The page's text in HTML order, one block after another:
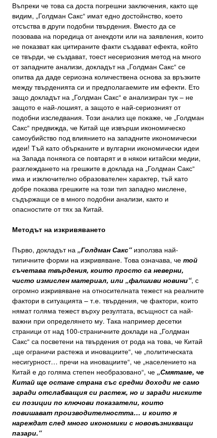
Въпреки че това са доста погрешни заключения, както ще
видим, „Голдман Сакс“ имат едно достойнство, което
отсъства в други подобни твърдения. Вместо да се
позовава на поредица от анекдоти или на заявления, които
не показват как цитираните факти създават ефекта, който
се твърди, че създават, тоест несериозния метод на много
от западните анализи, докладът на „Голдман Сакс“ се
опитва да даде сериозна количествена основа за връзките
между твърденията си и предполагаемите им ефекти. Ето
защо докладът на „Голдман Сакс“ е анализиран тук – не
защото е най-лошият, а защото е най-сериозният от
подобни изследвания. Този анализ ще покаже, че „Голдман
Сакс“ предвижда, че Китай ще извърши икономическо
самоубийство под влиянието на западните икономически
идеи! Тъй като обърканите и вулгарни икономически идеи
на Запада понякога се повтарят и в някои китайски медии,
разглеждането на грешките в доклада на „Голдман Сакс“
има и изключително образователен характер, тъй като
добре показва грешките на този тип западно мислене,
съдържащи се в много подобни анализи, както и
опасностите от тях за Китай.
Методът на изкривяването
Първо, докладът на „Голдман Сакс“използва най-
типичните форми на изкривяване. Това означава, че той
съчетава твърдения, които просто са неверни,
чисто измислен материал, или „фалшиви новини“, с
огромно изкривяване на относителната тежест на реалните
фактори в ситуацията – т.е. твърдения, че фактори, които
нямат голяма тежест върху резултата, всъщност са най-
важни при определянето му. Така например десетки
страници от над 100-страничните доклади на „Голдман
Сакс“ са посветени на твърдения от рода на това, че Китай
„ще ограничи растежа и иновациите“, че „политическата
несигурност… пречи на иновациите“, че „населението на
Китай е до голяма степен необразовано“, че „Смятаме, че
Китай ще остане страна със средни доходи не само
заради отслабващия си растеж, но и заради ниските
си позиции по ключови показатели, които
повишават производителността… и които я
нареждат след много икономики с нововъзникващи
пазари.“